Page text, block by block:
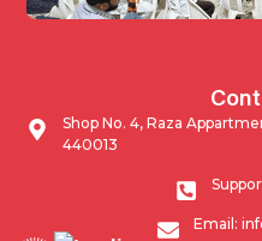
Shop No. 4, Raza
440013
Email: